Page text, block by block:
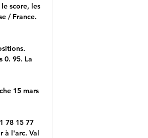
score, les
/ France.
0. 95. La
15 mars
78 15 77
à l'arc. Val